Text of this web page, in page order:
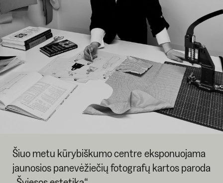
Šiuo metu kūrybiškumo centre eksponuojama
jaunosios panevėžiečių fotografų kartos paroda